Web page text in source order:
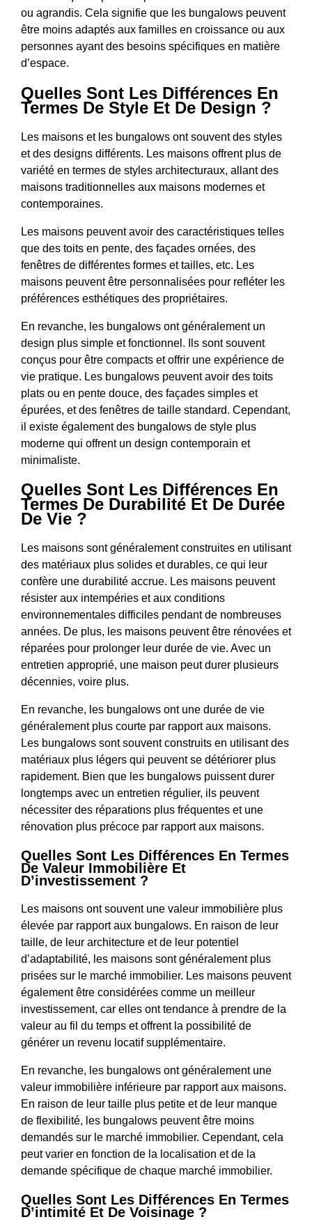
ou agrandis. Cela signifie que les bungalows peuvent
être moins adaptés aux familles en croissance ou aux
personnes ayant des besoins spécifiques en matière
d’espace.
Quelles Sont Les Différences En
Termes De Style Et De Design ?
Les maisons et les bungalows ont souvent des styles
et des designs différents. Les maisons offrent plus de
variété en termes de styles architecturaux, allant des
maisons traditionnelles aux maisons modernes et
contemporaines.
Les maisons peuvent avoir des caractéristiques telles
que des toits en pente, des façades ornées, des
fenêtres de différentes formes et tailles, etc. Les
maisons peuvent être personnalisées pour refléter les
préférences esthétiques des propriétaires.
En revanche, les bungalows ont généralement un
design plus simple et fonctionnel. Ils sont souvent
conçus pour être compacts et offrir une expérience de
vie pratique. Les bungalows peuvent avoir des toits
plats ou en pente douce, des façades simples et
épurées, et des fenêtres de taille standard. Cependant,
il existe également des bungalows de style plus
moderne qui offrent un design contemporain et
minimaliste.
Quelles Sont Les Différences En
Termes De Durabilité Et De Durée
De Vie ?
Les maisons sont généralement construites en utilisant
des matériaux plus solides et durables, ce qui leur
confère une durabilité accrue. Les maisons peuvent
résister aux intempéries et aux conditions
environnementales difficiles pendant de nombreuses
années. De plus, les maisons peuvent être rénovées et
réparées pour prolonger leur durée de vie. Avec un
entretien approprié, une maison peut durer plusieurs
décennies, voire plus.
En revanche, les bungalows ont une durée de vie
généralement plus courte par rapport aux maisons.
Les bungalows sont souvent construits en utilisant des
matériaux plus légers qui peuvent se détériorer plus
rapidement. Bien que les bungalows puissent durer
longtemps avec un entretien régulier, ils peuvent
nécessiter des réparations plus fréquentes et une
rénovation plus précoce par rapport aux maisons.
Quelles Sont Les Différences En Termes
De Valeur Immobilière Et
D’investissement ?
Les maisons ont souvent une valeur immobilière plus
élevée par rapport aux bungalows. En raison de leur
taille, de leur architecture et de leur potentiel
d’adaptabilité, les maisons sont généralement plus
prisées sur le marché immobilier. Les maisons peuvent
également être considérées comme un meilleur
investissement, car elles ont tendance à prendre de la
valeur au fil du temps et offrent la possibilité de
générer un revenu locatif supplémentaire.
En revanche, les bungalows ont généralement une
valeur immobilière inférieure par rapport aux maisons.
En raison de leur taille plus petite et de leur manque
de flexibilité, les bungalows peuvent être moins
demandés sur le marché immobilier. Cependant, cela
peut varier en fonction de la localisation et de la
demande spécifique de chaque marché immobilier.
Quelles Sont Les Différences En Termes
D’intimité Et De Voisinage ?